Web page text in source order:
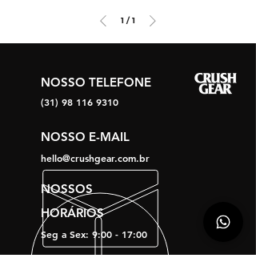
1 / 1
NOSSO TELEFONE
(31) 98 116 9310
NOSSO E-MAIL
hello@crushgear.com.br
NOSSOS
HORÁRIOS
Seg a Sex: 9:00 - 17:00